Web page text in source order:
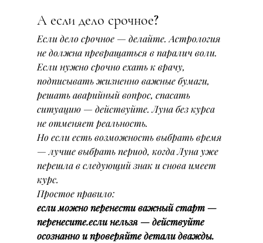
А если дело срочное?
Если дело срочное — делайте. Астрология
не должна превращаться в паралич воли.
Если нужно срочно ехать к врачу,
подписывать жизненно важные бумаги,
решать аварийный вопрос, спасать
ситуацию — действуйте. Луна без курса
не отменяет реальность.
Но если есть возможность выбрать время
— лучше выбрать период, когда Луна уже
перешла в следующий знак и снова имеет
курс.
Простое правило:
если можно перенести важный старт —
перенесите.если нельзя — действуйте
осознанно и проверяйте детали дважды.